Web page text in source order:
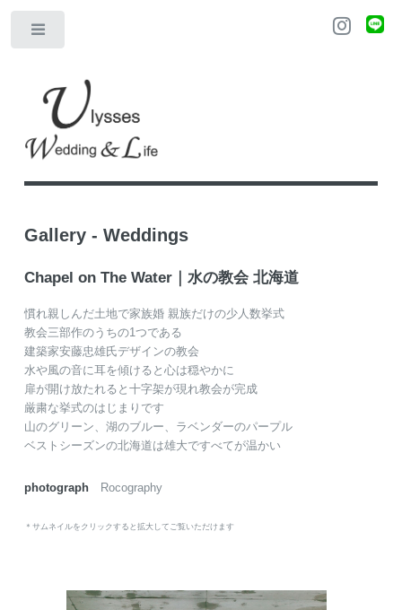
Gallery - Weddings
Chapel on The Water｜水の教会 北海道
慣れ親しんだ土地で家族婚 親族だけの少人数挙式
教会三部作のうちの1つである
建築家安藤忠雄氏デザインの教会
水や風の音に耳を傾けると心は穏やかに
扉が開け放たれると十字架が現れ教会が完成
厳粛な挙式のはじまりです
山のグリーン、湖のブルー、ラベンダーのパープル
ベストシーズンの北海道は雄大ですべてが温かい
photographRocography
＊サムネイルをクリックすると拡大してご覧いただけます